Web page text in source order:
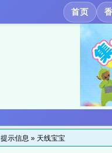
首页
提示信息 » 天线宝宝